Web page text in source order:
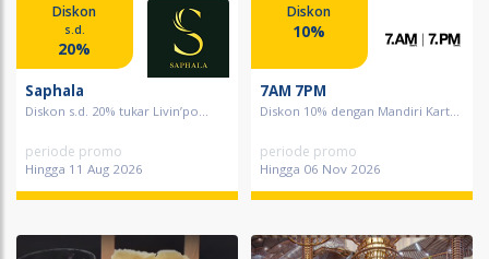
Diskon
s.d.
20%
Saphala
Diskon s.d. 20% tukar Livin’po...
periode promo
Hingga 11 Aug 2026
Diskon
10%
7AM 7PM
Diskon 10% dengan Mandiri Kart...
periode promo
Hingga 06 Nov 2026